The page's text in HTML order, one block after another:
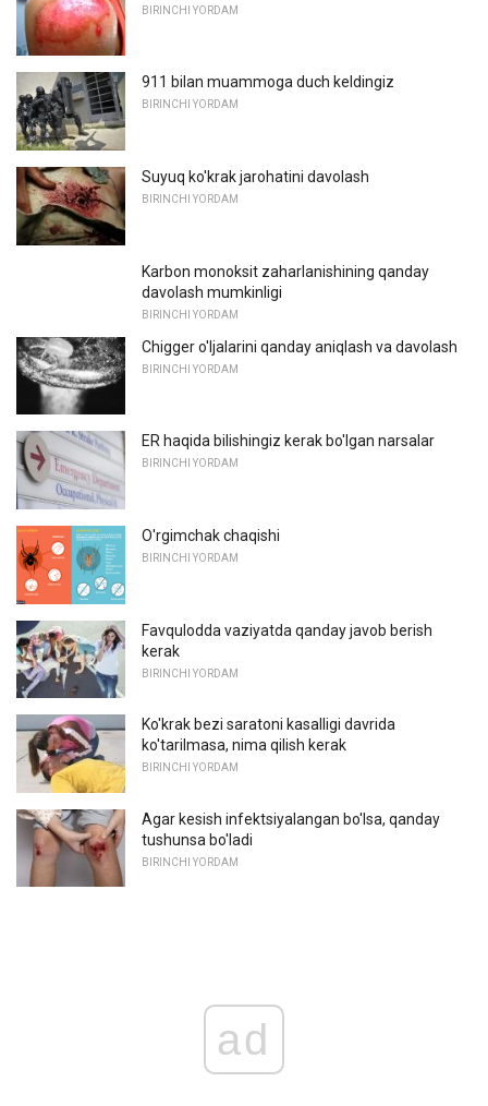
BIRINCHI YORDAM
911 bilan muammoga duch keldingiz
BIRINCHI YORDAM
Suyuq ko'krak jarohatini davolash
BIRINCHI YORDAM
Karbon monoksit zaharlanishining qanday
davolash mumkinligi
BIRINCHI YORDAM
Chigger o'ljalarini qanday aniqlash va davolash
BIRINCHI YORDAM
ER haqida bilishingiz kerak bo'lgan narsalar
BIRINCHI YORDAM
O'rgimchak chaqishi
BIRINCHI YORDAM
Favqulodda vaziyatda qanday javob berish
kerak
BIRINCHI YORDAM
Ko'krak bezi saratoni kasalligi davrida
ko'tarilmasa, nima qilish kerak
BIRINCHI YORDAM
Agar kesish infektsiyalangan bo'lsa, qanday
tushunsa bo'ladi
BIRINCHI YORDAM
ad